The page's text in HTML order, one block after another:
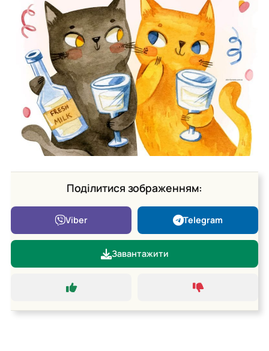
Поділитися зображенням:
Viber Telegram
Завантажити